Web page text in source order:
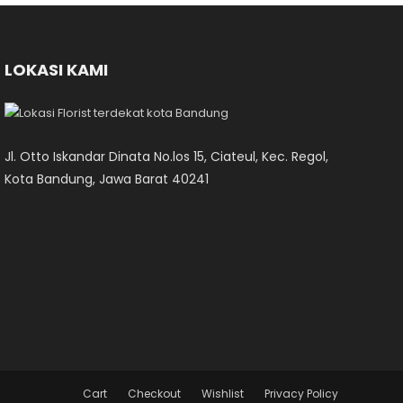
LOKASI KAMI
Jl. Otto Iskandar Dinata No.los 15, Ciateul, Kec. Regol,
Kota Bandung, Jawa Barat 40241
Cart Checkout Wishlist Privacy Policy